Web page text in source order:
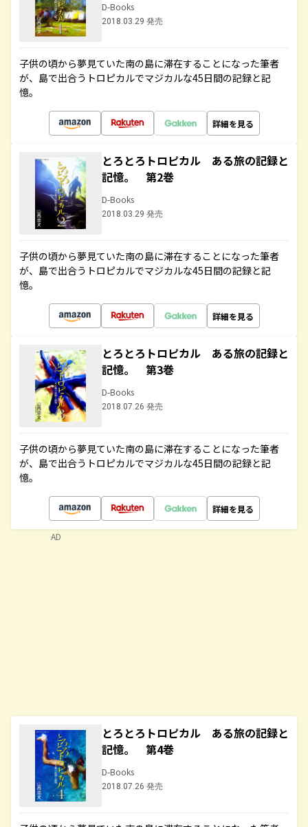
D-Books
2018.03.29 発売
子供の頃から夢見ていた南の島に滞在することになった筆者
が、島で出合うトロピカルでマジカルな45日間の記録と記
憶。
詳細を見る
とろとろトロピカル ある旅の記録と
記憶。 第2巻
D-Books
2018.03.29 発売
子供の頃から夢見ていた南の島に滞在することになった筆者
が、島で出合うトロピカルでマジカルな45日間の記録と記
憶。
詳細を見る
とろとろトロピカル ある旅の記録と
記憶。 第3巻
D-Books
2018.07.26 発売
子供の頃から夢見ていた南の島に滞在することになった筆者
が、島で出合うトロピカルでマジカルな45日間の記録と記
憶。
詳細を見る
とろとろトロピカル ある旅の記録と
記憶。 第4巻
D-Books
2018.07.26 発売
AD